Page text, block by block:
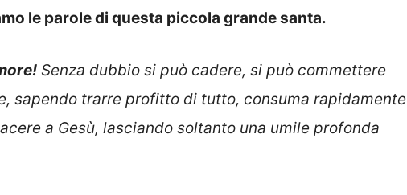
le parole di questa piccola grande santa.
Senza dubbio si può cadere, si può commettere
sapendo trarre profitto di tutto, consuma rapidamente
a Gesù, lasciando soltanto una umile profonda